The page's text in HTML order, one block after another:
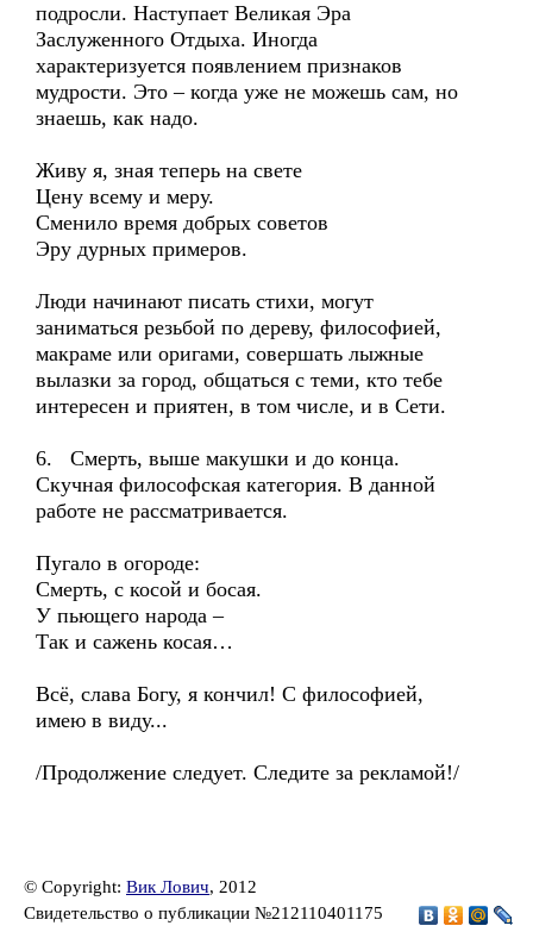
подросли. Наступает Великая Эра
Заслуженного Отдыха. Иногда
характеризуется появлением признаков
мудрости. Это – когда уже не можешь сам, но
знаешь, как надо.
Живу я, зная теперь на свете
Цену всему и меру.
Сменило время добрых советов
Эру дурных примеров.
Люди начинают писать стихи, могут
заниматься резьбой по дереву, философией,
макраме или оригами, совершать лыжные
вылазки за город, общаться с теми, кто тебе
интересен и приятен, в том числе, и в Сети.
6. Смерть, выше макушки и до конца.
Скучная философская категория. В данной
работе не рассматривается.
Пугало в огороде:
Смерть, с косой и босая.
У пьющего народа –
Так и сажень косая…
Всё, слава Богу, я кончил! С философией,
имею в виду...
/Продолжение следует. Следите за рекламой!/
© Copyright: Вик Лович, 2012
Свидетельство о публикации №212110401175